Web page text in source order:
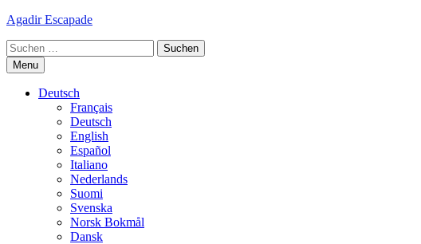
Skip
content
Agadir Escapade
Suche
nach:
Menu
Deutsch
Français
Deutsch
English
Español
Italiano
Nederlands
Suomi
Svenska
Norsk Bokmål
Dansk